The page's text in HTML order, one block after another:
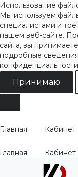
Использование
Мы используем
специалистами и
нашем веб-сайте.
сайта, вы
подробные
конфиденциальности
Принимаю
Главная Кабинет
Главная Кабинет